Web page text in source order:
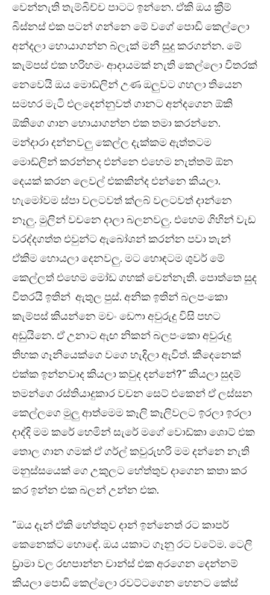
වෙන්නැති තැම්බිච්ච පාටට ඉන්නෙ. ඒකි ඔය ක්‍රීම්
බිස්නස් එක පටන් ගන්නෙ මේ වගේ පොඩි කෙල්ලො
අන්දලා හොයාගන්න බ්ලැක් මනී සුදු කරගන්න. මේ
කැම්පස් එක හරිහමං ආදායමක් නැති කෙල්ලො විතරක්
නෙවෙයි ඔය මොඩ්ලින් උණ ඔලුවට ගහලා තියෙන
සමහර මැටි එලදෙන්නුවත් ගානට අන්දගෙන ඕකි
ඕකිගෙ ගාන හොයාගන්න එක තමා කරන්නෙ.
මන්දාරා දන්නවලු කෙල්ල දැක්කම ඇත්තටම
මොඩ්ලින් කරන්නද එන්නෙ එහෙම නැත්තම් ඕන
දෙයක් කරන ලෙවල් එකකින්ද එන්නෙ කියලා.
හැමෝවම ස්පා වලටවත් ක්ලබ් වලටවත් දාන්නෙ
නෑලු. මුලින් වචනෙ දාලා බලනවලු. එහෙම ගිහින් වැඩ
වරද්දගත්ත එවුන්ට ඇබෝශන් කරන්න පවා තැන්
ඒකිම හොයලා දෙනවලු. මට හොඳටම ශුවර් මේ
කෙල්ලත් එහෙම මෝඩ ගහක් වෙන්නැති. පොත්තෙ සුද
විතරයි ඉතින් ඇතුල පුස්. අනික ඉතින් බලපංකො
කැම්පස් කියන්නෙ මචං ඩෙෆා අවුරුදු විසි පහට
අඩුයිනෙ. ඒ උනාට ඇඟ නිකන් බලපංකො අවුරුදු
තිහක ගෑනියෙක්ගෙ වගෙ හැදිලා ඇවිත්. කීදෙනෙක්
එක්ක ඉන්නවාද කියලා කවුද දන්නේ?” කියලා සුදම්
තමන්ගෙ රස්තියාදුකාර වචන සෙට් එකෙන් ඒ ලස්සන
කෙල්ලගෙ මුලු ආත්මෙම කෑලි කෑලිවලට ඉරලා ඉරලා
දාද්දි මම කරේ හෙමින් සැරේ මගේ වොඩ්කා ශොට් එක
තොල ගාන ගමක් ඒ ගර්ල් කවුරුහරි මම දන්නෙ නැති
මනුස්සයෙක් ගෙ උකුලට හේත්තුව දාගෙන කතා කර
කර ඉන්න එක බලන් උන්න එක.
“ඔය දැන් ඒකි හේත්තුව දාන් ඉන්නෙත් රට කාපර්
කෙනෙක්ට හොඳේ. ඔය යකාට ගෑනු රට වටේම. ටෙලි
ඩ්‍රාමා වල රඟපාන්න චාන්ස් එක අරගෙන දෙන්නම්
කියලා පොඩි කෙල්ලො රවට්ටගෙන හෙනට කේස්